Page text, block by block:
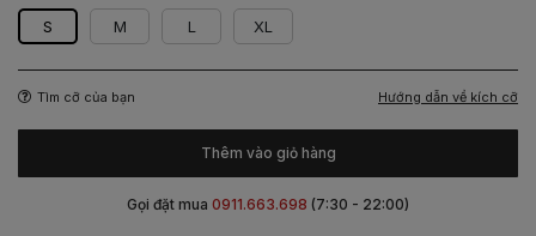
S M L XL
Tìm cỡ của bạn Hướng dẫn về kích cỡ
Thêm vào giỏ hàng
Gọi đặt mua 0911.663.698 (7:30 - 22:00)